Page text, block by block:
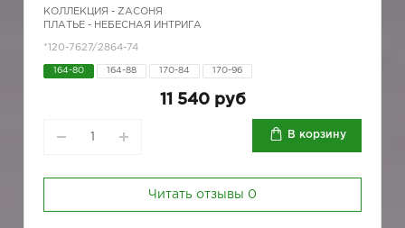
КОЛЛЕКЦИЯ - ZAСОНЯ
ПЛАТЬЕ - НЕБЕСНАЯ ИНТРИГА
*120-7627/2864-74
164-80 164-88 170-84 170-96
11 540 руб
В корзину
Читать отзывы 0